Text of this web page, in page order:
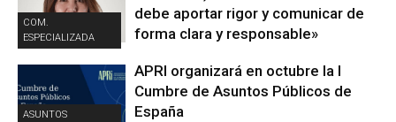
COM.
ESPECIALIZADA
debe aportar rigor y comunicar de
forma clara y responsable»
ASUNTOS
APRI organizará en octubre la I
Cumbre de Asuntos Públicos de
España